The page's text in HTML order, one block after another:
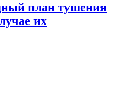
план тушения
их